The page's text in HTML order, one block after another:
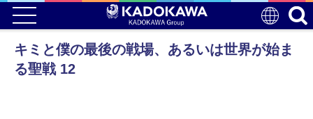
キミと僕の最後の戦場、あるいは世界が始ま
る聖戦 12